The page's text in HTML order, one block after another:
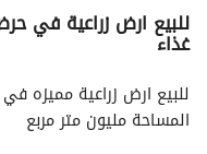
التفاصيل
للبيع ارض زراعية في
غذاء
للبيع ارض زراعية مميزه
المساحة مليون متر مربع